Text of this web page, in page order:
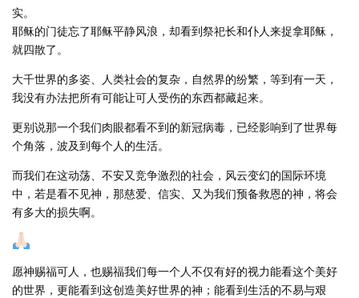
实。
耶稣的门徒忘了耶稣平静风浪，却看到祭祀长和仆人来捉拿耶稣，
就四散了。
大千世界的多姿、人类社会的复杂，自然界的纷繁，等到有一天，
我没有办法把所有可能让可人受伤的东西都藏起来。
更别说那一个我们肉眼都看不到的新冠病毒，已经影响到了世界每
个角落，波及到每个人的生活。
而我们在这动荡、不安又竞争激烈的社会，风云变幻的国际环境
中，若是看不见神，那慈爱、信实、又为我们预备救恩的神，将会
有多大的损失啊。
愿神赐福可人，也赐福我们每一个人不仅有好的视力能看这个美好
的世界，更能看到这创造美好世界的神；能看到生活的不易与艰